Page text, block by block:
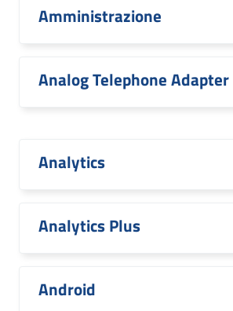
Amministrazione
Analog Telephone Adapter
Analytics
Analytics Plus
Android